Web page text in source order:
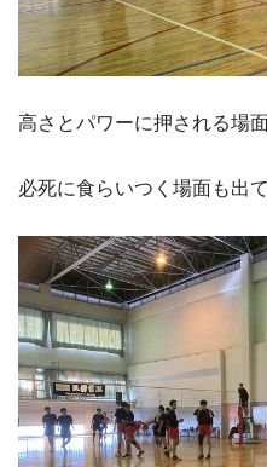
高さとパワーに押される場
必死に食らいつく場面も出